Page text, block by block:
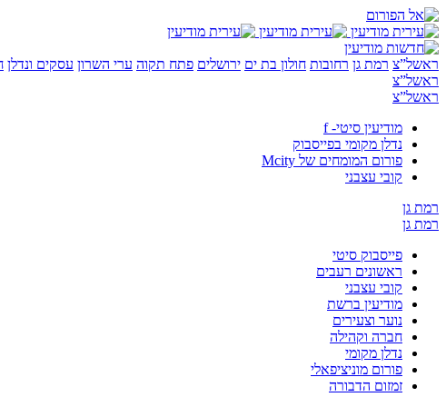
ראשל”צ רמת גן רחובות חולון בת ים ירושלים פתח תקוה ערי השרון עסקים ונדלן
ראשל”צ
ראשל”צ
מודיעין סיטי- f
נדלן מקומי בפייסבוק
פורום המומחים של Mcity
קובי עצבני
רמת גן
רמת גן
פייסבוק סיטי
ראשונים רעבים
קובי עצבני
מודיעין ברשת
נוער וצעירים
חברה וקהילה
נדלן מקומי
פורום מוניציפאלי
זמזום הדבורה